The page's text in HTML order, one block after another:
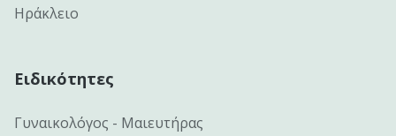
Ηράκλειο
Ειδικότητες
Γυναικολόγος - Μαιευτήρας